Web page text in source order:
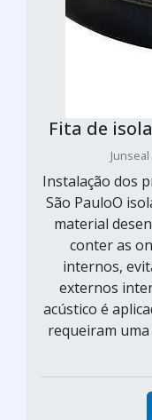
Fita de
Instalação dos
São PauloO
material
conter as
internos,
externos
acústico é
requeiram